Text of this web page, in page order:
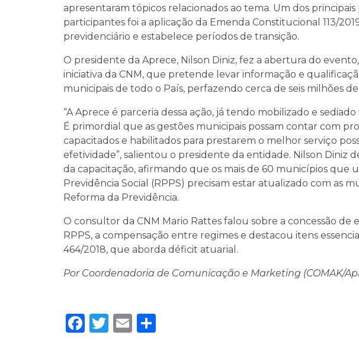
apresentaram tópicos relacionados ao tema. Um dos
participantes foi a aplicação da Emenda Constitucional 113/
previdenciário e estabelece períodos de transição.
O presidente da Aprece, Nilson Diniz, fez a abertura do
iniciativa da CNM, que pretende levar informação e
municipais de todo o País, perfazendo cerca de seis milhões de
“A Aprece é parceria dessa ação, já tendo mobilizado e sediado
É primordial que as gestões municipais possam contar com
capacitados e habilitados para prestarem o melhor serviço
efetividade”, salientou o presidente da entidade. Nilson Diniz
da capacitação, afirmando que os mais de 60 municípios que
Previdência Social (RPPS) precisam estar atualizado com as
Reforma da Previdência.
O consultor da CNM Mario Rattes falou sobre a concessão de
RPPS, a compensação entre regimes e destacou itens
464/2018, que aborda déficit atuarial.
Por Coordenadoria de Comunicação e Marketing (COMAK/
Facebook
Twitter
Email